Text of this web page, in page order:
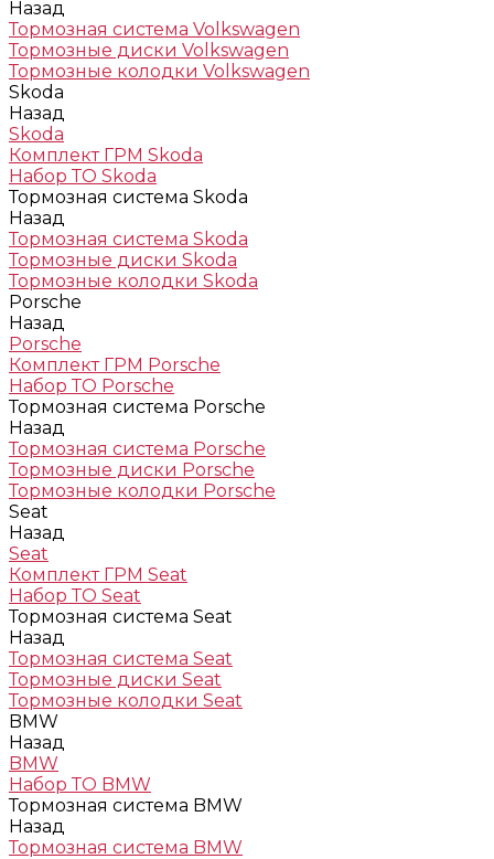
Назад
Тормозная система Volkswagen
Тормозные диски Volkswagen
Тормозные колодки Volkswagen
Skoda
Назад
Skoda
Комплект ГРМ Skoda
Набор ТО Skoda
Тормозная система Skoda
Назад
Тормозная система Skoda
Тормозные диски Skoda
Тормозные колодки Skoda
Porsche
Назад
Porsche
Комплект ГРМ Porsche
Набор ТО Porsche
Тормозная система Porsche
Назад
Тормозная система Porsche
Тормозные диски Porsche
Тормозные колодки Porsche
Seat
Назад
Seat
Комплект ГРМ Seat
Набор ТО Seat
Тормозная система Seat
Назад
Тормозная система Seat
Тормозные диски Seat
Тормозные колодки Seat
BMW
Назад
BMW
Набор ТО BMW
Тормозная система BMW
Назад
Тормозная система BMW